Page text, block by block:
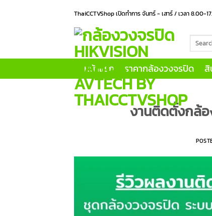
ThaiCCTVShop เปิดทำการ จันทร์ - เสาร์ / เวลา
for:
หน้าแรก ราคากล้องวงจรปิด
งานติดตั้งกล้